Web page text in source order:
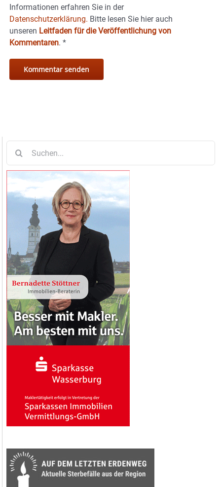
Informationen erfahren Sie in der
Datenschutzerklärung. Bitte lesen Sie hier auch
unseren Leitfaden für die Veröffentlichung von
Kommentaren. *
nach: